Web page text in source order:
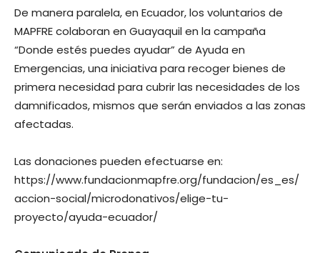
De manera paralela, en Ecuador, los voluntarios de
MAPFRE colaboran en Guayaquil en la campaña
“Donde estés puedes ayudar” de Ayuda en
Emergencias, una iniciativa para recoger bienes de
primera necesidad para cubrir las necesidades de los
damnificados, mismos que serán enviados a las zonas
afectadas.
Las donaciones pueden efectuarse en:
https://www.fundacionmapfre.org/fundacion/es_es/
accion-social/microdonativos/elige-tu-
proyecto/ayuda-ecuador/